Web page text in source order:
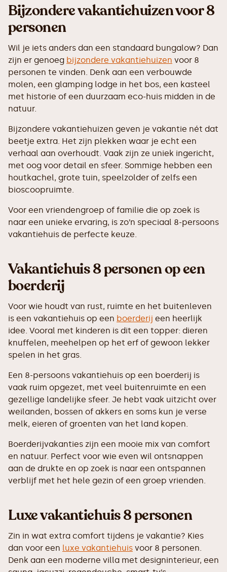
Bijzondere vakantiehuizen voor 8
personen
Wil je iets anders dan een standaard bungalow? Dan
zijn er genoeg bijzondere vakantiehuizen voor 8
personen te vinden. Denk aan een verbouwde
molen, een glamping lodge in het bos, een kasteel
met historie of een duurzaam eco-huis midden in de
natuur.
Bijzondere vakantiehuizen geven je vakantie nét dat
beetje extra. Het zijn plekken waar je echt een
verhaal aan overhoudt. Vaak zijn ze uniek ingericht,
met oog voor detail en sfeer. Sommige hebben een
houtkachel, grote tuin, speelzolder of zelfs een
bioscoopruimte.
Voor een vriendengroep of familie die op zoek is
naar een unieke ervaring, is zo’n speciaal 8-persoons
vakantiehuis de perfecte keuze.
Vakantiehuis 8 personen op een
boerderij
Voor wie houdt van rust, ruimte en het buitenleven
is een vakantiehuis op een boerderij een heerlijk
idee. Vooral met kinderen is dit een topper: dieren
knuffelen, meehelpen op het erf of gewoon lekker
spelen in het gras.
Een 8-persoons vakantiehuis op een boerderij is
vaak ruim opgezet, met veel buitenruimte en een
gezellige landelijke sfeer. Je hebt vaak uitzicht over
weilanden, bossen of akkers en soms kun je verse
melk, eieren of groenten van het land kopen.
Boerderijvakanties zijn een mooie mix van comfort
en natuur. Perfect voor wie even wil ontsnappen
aan de drukte en op zoek is naar een ontspannen
verblijf met het hele gezin of een groep vrienden.
Luxe vakantiehuis 8 personen
Zin in wat extra comfort tijdens je vakantie? Kies
dan voor een luxe vakantiehuis voor 8 personen.
Denk aan een moderne villa met designinterieur, een